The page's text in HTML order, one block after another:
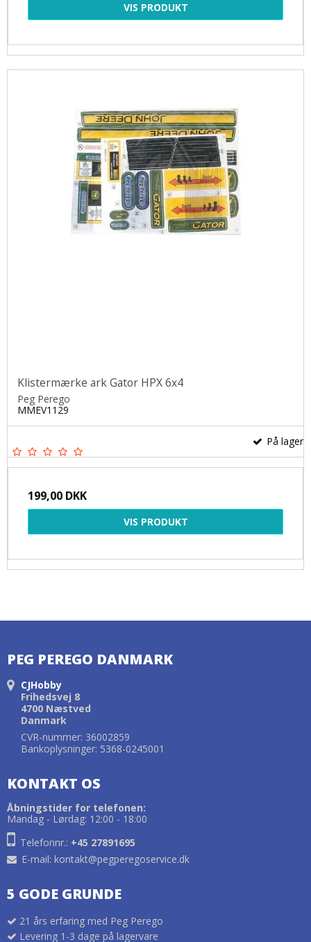
VIS PRODUKT
Klistermærke ark Gator HPX 6x4
Peg Perego
MMEV1129
På lager
199,00 DKK
VIS PRODUKT
PEG PEREGO DANMARK
CJHobby
Frihedsvej 8
4700 Næstved
Danmark
CVR-nummer: 36002859
Bankoplysninger: 5368-0245001
KONTAKT OS
Åbningstider for telefonen:
Mandag - Lørdag: 12:00 - 18:00
Telefonnr.: +45 27891695
E-mail: kontakt@pegperegoservice.dk
5 GODE GRUNDE
21 års erfaring med Peg Perego
Levering 1-3 dage på lagervare